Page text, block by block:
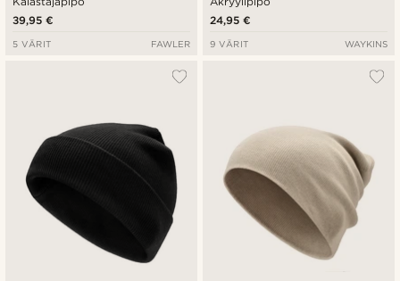
39,95 €
5 VÄRIT FAWLER
24,95 €
9 VÄRIT WAYKINS